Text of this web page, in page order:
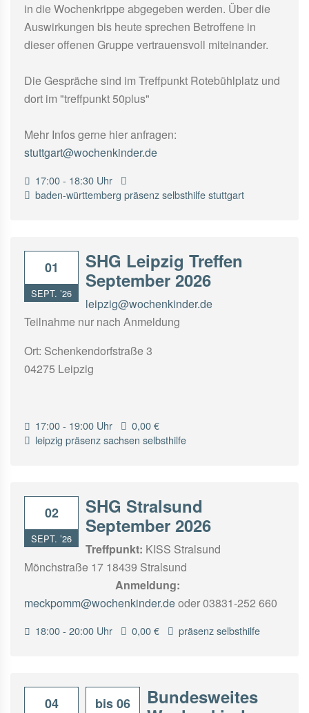
in die Wochenkrippe abgegeben werden. Über die
Auswirkungen bis heute sprechen Betroffene in
dieser offenen Gruppe vertrauensvoll miteinander.
Die Gespräche sind im Treffpunkt Rotebühlplatz und
dort im "treffpunkt 50plus"
Mehr Infos gerne hier anfragen:
stuttgart@wochenkinder.de
17:00 - 18:30 Uhr
baden-württemberg präsenzselbsthilfestuttgart
01
SEPT. ’26
SHG Leipzig Treffen
September 2026
leipzig@wochenkinder.de
Teilnahme nur nach Anmeldung
Ort: Schenkendorfstraße 3
04275 Leipzig
17:00 - 19:00 Uhr
0,00 €
leipzig präsenzsachsen selbsthilfe
02
SEPT. ’26
SHG Stralsund
September 2026
Treffpunkt: KISS Stralsund
Mönchstraße 17 18439 Stralsund
Anmeldung:
meckpomm@wochenkinder.deoder 03831-252 660
18:00 - 20:00 Uhr 0,00 € präsenzselbsthilfe
04 bis 06
Bundesweites